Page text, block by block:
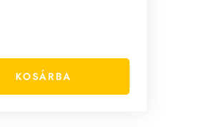
KOSÁRBA